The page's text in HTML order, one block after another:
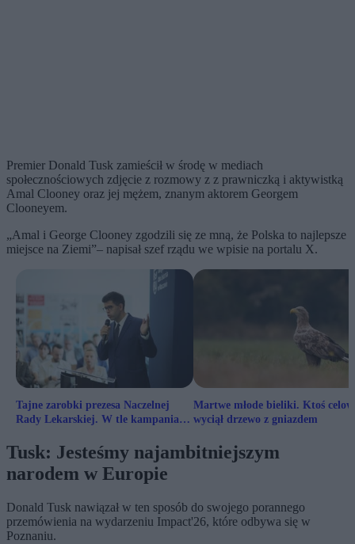
Premier Donald Tusk zamieścił w środę w mediach
społecznościowych zdjęcie z rozmowy z z prawniczką i aktywistką
Amal Clooney oraz jej mężem, znanym aktorem Georgem
Clooneyem.
„Amal i George Clooney zgodzili się ze mną, że Polska to najlepsze
miejsce na Ziemi”– napisał szef rządu we wpisie na portalu X.
Tajne zarobki prezesa Naczelnej
Rady Lekarskiej. W tle kampania
Martwe młode bieliki. Ktoś
wyciął drzewo z gniazdem
Tusk: Jesteśmy najambitniejszym
narodem w Europie
Donald Tusk nawiązał w ten sposób do swojego porannego
przemówienia na wydarzeniu Impact'26, które odbywa się w
Poznaniu.